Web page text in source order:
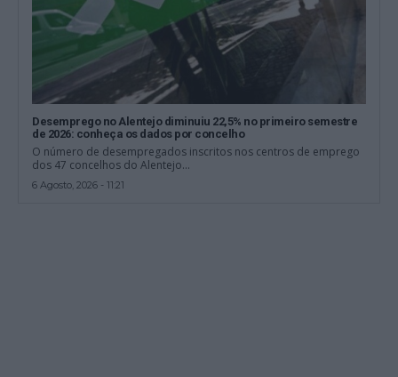
Desemprego no Alentejo diminuiu 22,5% no primeiro semestre
de 2026: conheça os dados por concelho
O número de desempregados inscritos nos centros de emprego
dos 47 concelhos do Alentejo...
6 Agosto, 2026 - 11:21